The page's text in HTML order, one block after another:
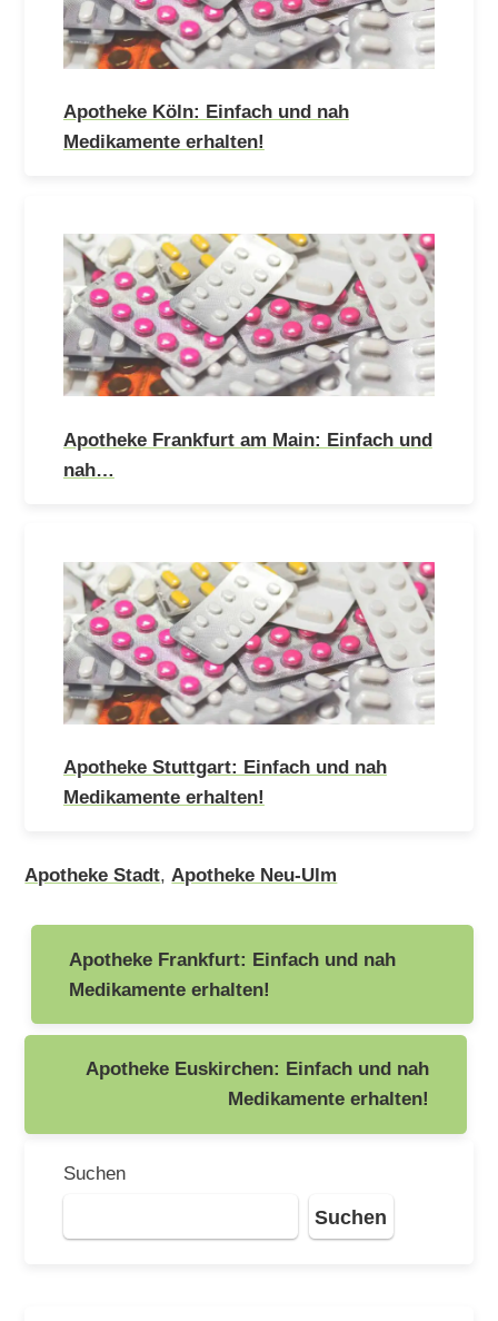
Apotheke Köln: Einfach und nah
Medikamente erhalten!
Apotheke Frankfurt am Main: Einfach und
nah…
Apotheke Stuttgart: Einfach und nah
Medikamente erhalten!
Apotheke Stadt,Apotheke Neu-Ulm
Beitragsnavigation
Apotheke Frankfurt: Einfach und nah
Medikamente erhalten!
Apotheke Euskirchen: Einfach und nah
Medikamente erhalten!
Suchen
Suchen